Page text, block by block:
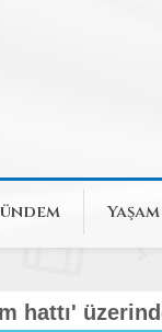
Yaşam
hattı'